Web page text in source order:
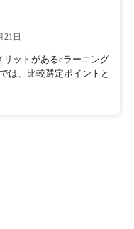
21日
ットがあるeラーニング
は、比較選定ポイントと